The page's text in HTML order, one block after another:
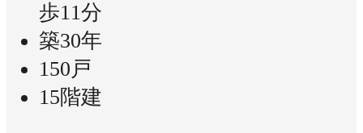
歩11分
築30年
150戸
15階建